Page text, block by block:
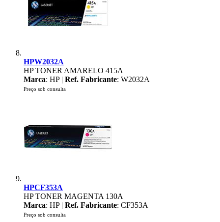
HPW2032A
HP TONER AMARELO 415A
Marca: HP | Ref. Fabricante: W2032A
Preço sob consulta
HPCF353A
HP TONER MAGENTA 130A
Marca: HP | Ref. Fabricante: CF353A
Preço sob consulta